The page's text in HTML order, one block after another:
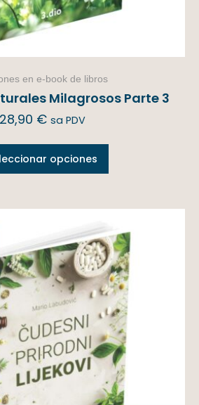
en e-book de libros
Milagrosos Parte 3
28,90 € sa PDV
opciones